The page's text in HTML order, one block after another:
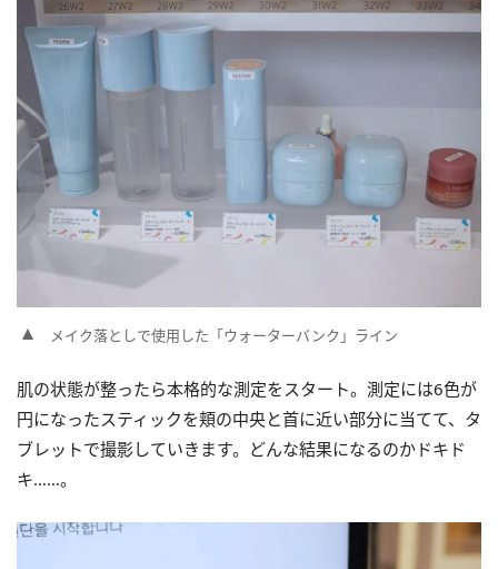
メイク落としで使用した「ウォーターバンク」ライン
肌の状態が整ったら本格的な測定をスタート。測定には6色が
円になったスティックを頬の中央と首に近い部分に当てて、タ
ブレットで撮影していきます。どんな結果になるのかドキド
キ……。